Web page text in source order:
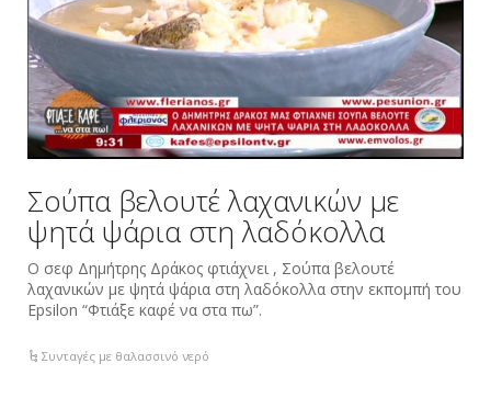
Σούπα βελουτέ λαχανικών με
ψητά ψάρια στη λαδόκολλα
Ο σεφ Δημήτρης Δράκος φτιάχνει , Σούπα βελουτέ
λαχανικών με ψητά ψάρια στη λαδόκολλα στην εκπομπή του
Epsilon “Φτιάξε καφέ να στα πω”.
Συνταγές με θαλασσινό νερό